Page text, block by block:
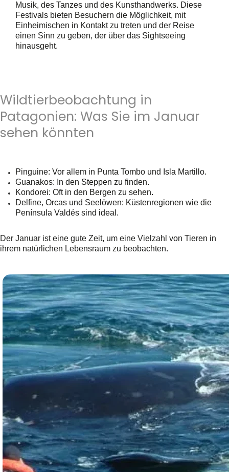
Musik, des Tanzes und des Kunsthandwerks. Diese
Festivals bieten Besuchern die Möglichkeit, mit
Einheimischen in Kontakt zu treten und der Reise
einen Sinn zu geben, der über das Sightseeing
hinausgeht.
Wildtierbeobachtung in
Patagonien: Was Sie im Januar
sehen könnten
Pinguine: Vor allem in Punta Tombo und Isla Martillo.
Guanakos: In den Steppen zu finden.
Kondorei: Oft in den Bergen zu sehen.
Delfine, Orcas und Seelöwen: Küstenregionen wie die
Península Valdés sind ideal.
Der Januar ist eine gute Zeit, um eine Vielzahl von Tieren in
ihrem natürlichen Lebensraum zu beobachten.